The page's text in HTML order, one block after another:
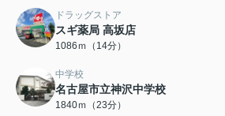
ドラッグストア
スギ薬局 高坂店
1086ｍ（14分）
中学校
名古屋市立神沢中学校
1840ｍ（23分）